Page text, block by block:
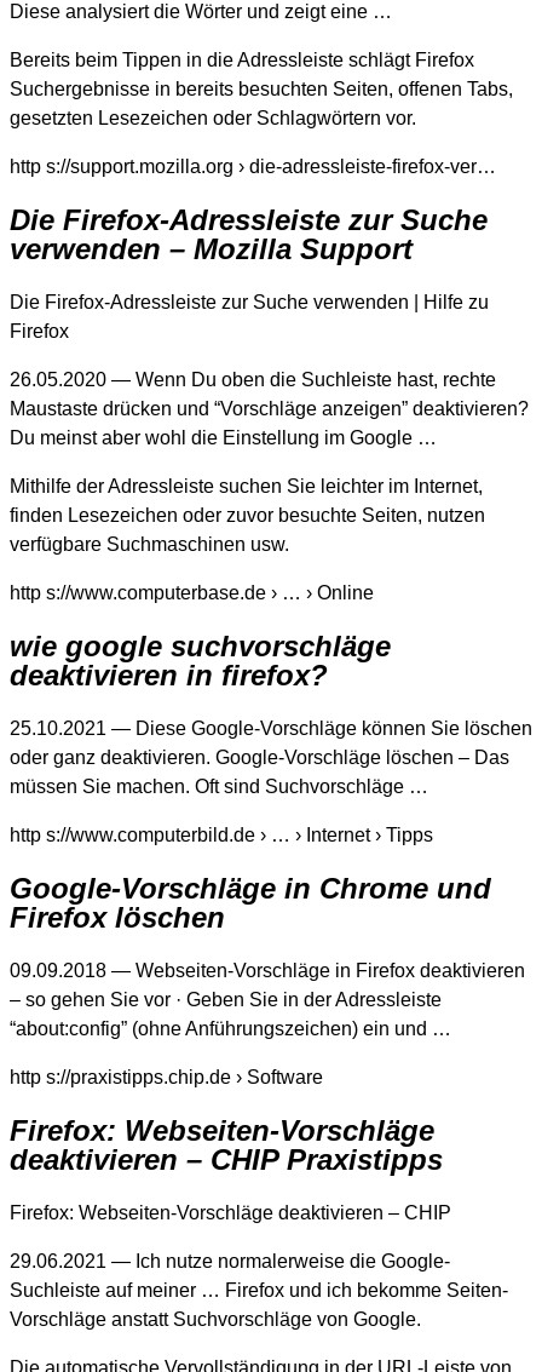
Diese analysiert die Wörter und zeigt eine …
Bereits beim Tippen in die Adressleiste schlägt Firefox
Suchergebnisse in bereits besuchten Seiten, offenen Tabs,
gesetzten Lesezeichen oder Schlagwörtern vor.
http s://support.mozilla.org › die-adressleiste-firefox-ver…
Die Firefox-Adressleiste zur Suche
verwenden – Mozilla Support
Die Firefox-Adressleiste zur Suche verwenden | Hilfe zu
Firefox
26.05.2020 — Wenn Du oben die Suchleiste hast, rechte
Maustaste drücken und “Vorschläge anzeigen” deaktivieren?
Du meinst aber wohl die Einstellung im Google …
Mithilfe der Adressleiste suchen Sie leichter im Internet,
finden Lesezeichen oder zuvor besuchte Seiten, nutzen
verfügbare Suchmaschinen usw.
http s://www.computerbase.de › … › Online
wie google suchvorschläge
deaktivieren in firefox?
25.10.2021 — Diese Google-Vorschläge können Sie löschen
oder ganz deaktivieren. Google-Vorschläge löschen – Das
müssen Sie machen. Oft sind Suchvorschläge …
http s://www.computerbild.de › … › Internet › Tipps
Google-Vorschläge in Chrome und
Firefox löschen
09.09.2018 — Webseiten-Vorschläge in Firefox deaktivieren
– so gehen Sie vor · Geben Sie in der Adressleiste
“about:config” (ohne Anführungszeichen) ein und …
http s://praxistipps.chip.de › Software
Firefox: Webseiten-Vorschläge
deaktivieren – CHIP Praxistipps
Firefox: Webseiten-Vorschläge deaktivieren – CHIP
29.06.2021 — Ich nutze normalerweise die Google-
Suchleiste auf meiner … Firefox und ich bekomme Seiten-
Vorschläge anstatt Suchvorschläge von Google.
Die automatische Vervollständigung in der URL-Leiste von